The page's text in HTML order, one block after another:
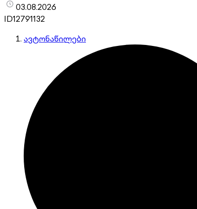
03.08.2026
ID12791132
ავტონაწილები